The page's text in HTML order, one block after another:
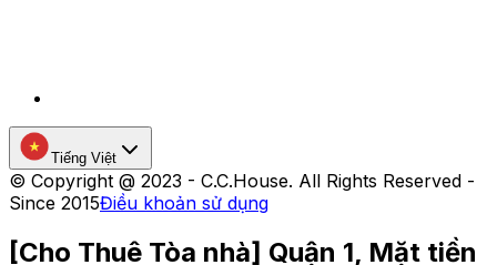
Tiếng Việt
© Copyright @ 2023 - C.C.House. All Rights Reserved -
Since 2015Điều khoản sử dụng
[Cho Thuê Tòa nhà] Quận 1, Mặt tiền